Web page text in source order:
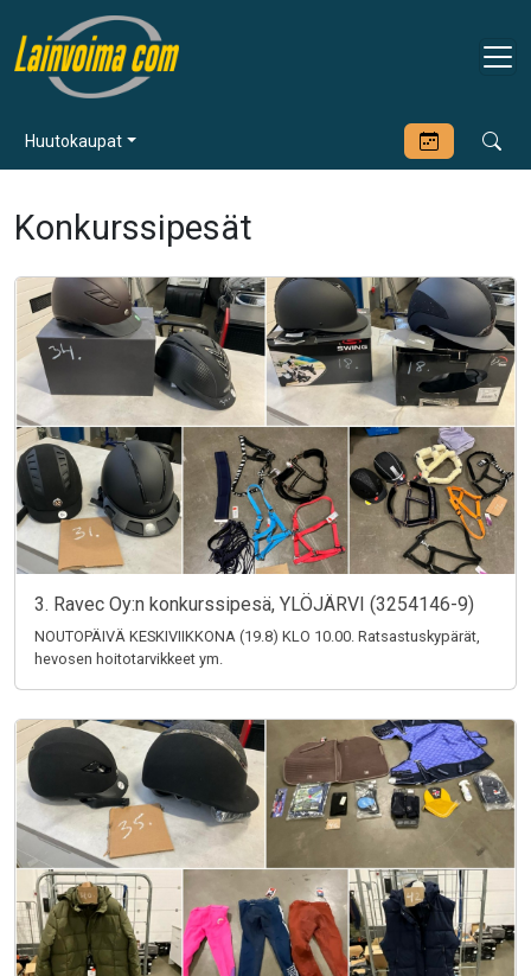
Huutokaupat
Konkurssipesät
3. Ravec Oy:n konkurssipesä, YLÖJÄRVI (3254146-9)
NOUTOPÄIVÄ KESKIVIIKKONA (19.8) KLO 10.00. Ratsastuskypärät,
hevosen hoitotarvikkeet ym.